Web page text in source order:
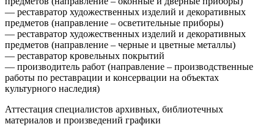
— реставратор художественных изделий и декоративных
предметов (направление – осветительные приборы)
— реставратор художественных изделий и декоративных
предметов (направление – черные и цветные металлы)
— реставратор кровельных покрытий
— производитель работ (направление – производственные
работы по реставрации и консервации на объектах
культурного наследия)
Аттестация специалистов архивных, библиотечных
материалов и произведений графики